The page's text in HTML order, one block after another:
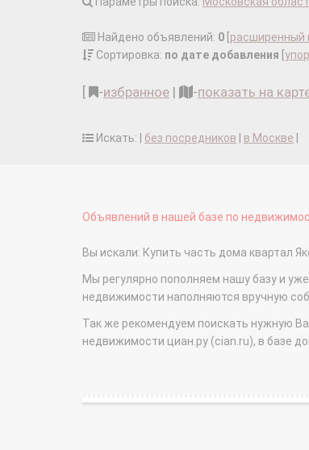
Найдено объявлений: 0 расширенный
Сортировка: по дате добавления
-избранное | -показать на
Искать: | без посредников в Москве
Объявлений в нашей базе по
Вы искали: Купить часть дома квартал
Мы регулярно пополняем нашу базу и
недвижимости наполняются вручную
Так же рекомендуем поискать нужную
недвижимости циан.ру (cian.ru), в базе